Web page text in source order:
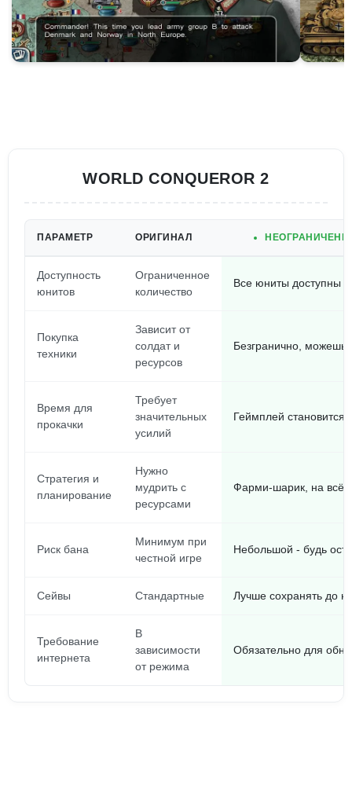
WORLD CONQUEROR 2
ПАРАМЕТР ОРИГИНАЛ
Доступность
юнитов
Ограниченное
количество
Все юниты доступны с
Покупка
техники
Зависит от
солдат и
ресурсов
Безгранично, можешь
Время для
прокачки
Требует
значительных
усилий
Геймплей становится
Стратегия и
планирование
Нужно
мудрить с
ресурсами
Фарми-шарик, на всё
Риск бана
Минимум при
честной игре
Небольшой - будь
Сейвы Стандартные Лучше сохранять до
Требование
интернета
В
зависимости
от режима
Обязательно для